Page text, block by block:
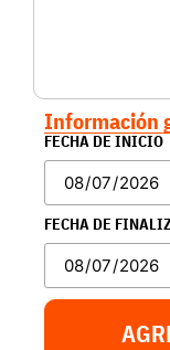
Información
FECHA DE INICIO
FECHA DE